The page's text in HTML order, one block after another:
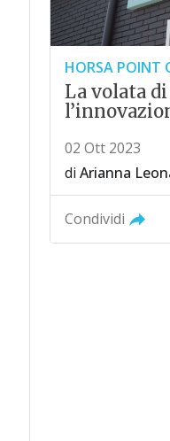
HORSA POINT
La volata
02 Ott 2023
di Arianna
Condividi